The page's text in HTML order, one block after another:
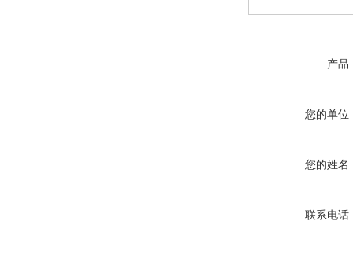
产品
您的单位
您的姓名
联系电话